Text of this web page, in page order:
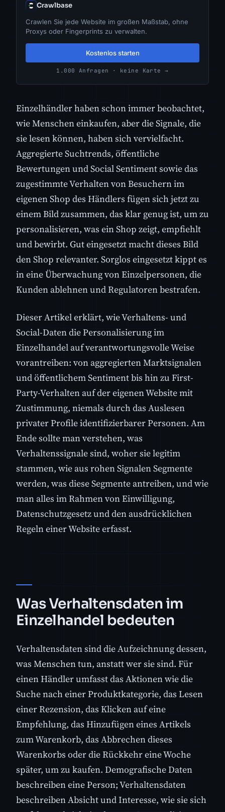
Crawlbase
Crawlen Sie jede Website im großen Maßstab, ohne
Proxys oder Fingerprints zu verwalten.
Kostenlos starten
1.000 Anfragen · keine Karte →
Einzelhändler haben schon immer beobachtet,
wie Menschen einkaufen, aber die Signale, die
sie lesen können, haben sich vervielfacht.
Aggregierte Suchtrends, öffentliche
Bewertungen und Social Sentiment sowie das
zugestimmte Verhalten von Besuchern im
eigenen Shop des Händlers fügen sich jetzt zu
einem Bild zusammen, das klar genug ist, um zu
personalisieren, was ein Shop zeigt, empfiehlt
und bewirbt. Gut eingesetzt macht dieses Bild
den Shop relevanter. Sorglos eingesetzt kippt es
in eine Überwachung von Einzelpersonen, die
Kunden ablehnen und Regulatoren bestrafen.
Dieser Artikel erklärt, wie Verhaltens- und
Social-Daten die Personalisierung im
Einzelhandel auf verantwortungsvolle Weise
vorantreiben: von aggregierten Marktsignalen
und öffentlichem Sentiment bis hin zu First-
Party-Verhalten auf der eigenen Website mit
Zustimmung, niemals durch das Auslesen
privater Profile identifizierbarer Personen. Am
Ende sollte man verstehen, was
Verhaltenssignale sind, woher sie legitim
stammen, wie aus rohen Signalen Segmente
werden, was diese Segmente antreiben, und wie
man alles im Rahmen von Einwilligung,
Datenschutzgesetz und den ausdrücklichen
Regeln einer Website erfasst.
Was Verhaltensdaten im
Einzelhandel bedeuten
Verhaltensdaten sind die Aufzeichnung dessen,
was Menschen tun, anstatt wer sie sind. Für
einen Händler umfasst das Aktionen wie die
Suche nach einer Produktkategorie, das Lesen
einer Rezension, das Klicken auf eine
Empfehlung, das Hinzufügen eines Artikels
zum Warenkorb, das Abbrechen dieses
Warenkorbs oder die Rückkehr eine Woche
später, um zu kaufen. Demografische Daten
beschreiben eine Person; Verhaltensdaten
beschreiben Absicht und Interesse, wie sie sich